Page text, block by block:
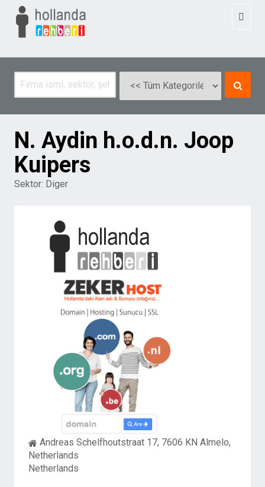
N. Aydin h.o.d.n. Joop
Kuipers
Sektor: Diger
Andreas Schelfhoutstraat 17, 7606 KN Almelo,
Netherlands
Netherlands